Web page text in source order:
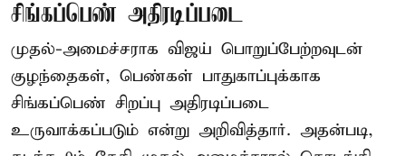
சிங்கப்பெண் அதிரடிப்படை
முதல்-அமைச்சராக விஜய் பொறுப்பேற்றவுடன்
குழந்தைகள், பெண்கள் பாதுகாப்புக்காக
சிங்கப்பெண் சிறப்பு அதிரடிப்படை
உருவாக்கப்படும் என்று அறிவித்தார். அதன்படி,